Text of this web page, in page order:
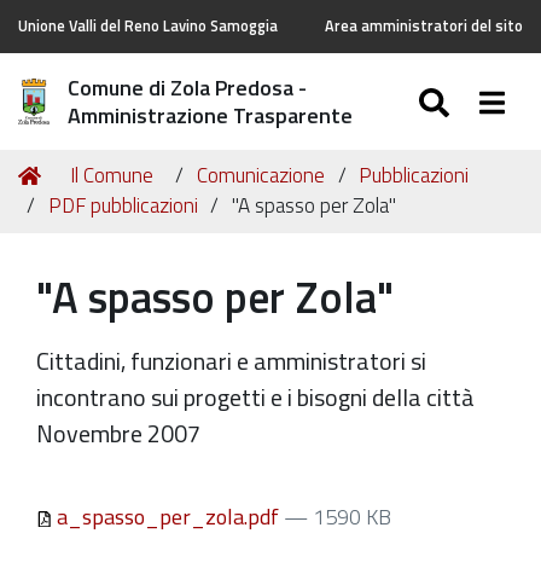
Unione Valli del Reno Lavino Samoggia Area amministratori del sito
Comune di Zola Predosa -
Amministrazione Trasparente
Tu
sei
Home
Il Comune Comunicazione
Pubblicazioni
PDF pubblicazioni
"A spasso per Zola"
"A spasso per Zola"
Cittadini, funzionari e amministratori si
incontrano sui progetti e i bisogni della città
Novembre 2007
a_spasso_per_zola.pdf— 1590 KB